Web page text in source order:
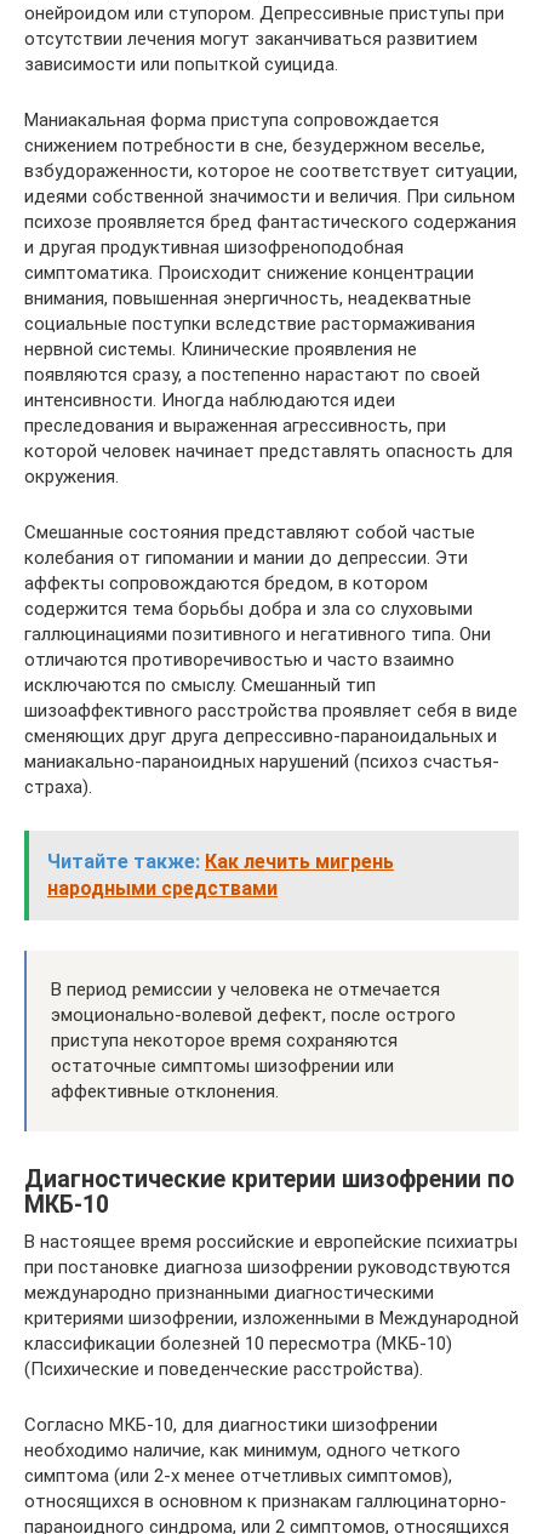
онейроидом или ступором. Депрессивные приступы при
отсутствии лечения могут заканчиваться развитием
зависимости или попыткой суицида.
Маниакальная форма приступа сопровождается
снижением потребности в сне, безудержном веселье,
взбудораженности, которое не соответствует ситуации,
идеями собственной значимости и величия. При сильном
психозе проявляется бред фантастического содержания
и другая продуктивная шизофреноподобная
симптоматика. Происходит снижение концентрации
внимания, повышенная энергичность, неадекватные
социальные поступки вследствие растормаживания
нервной системы. Клинические проявления не
появляются сразу, а постепенно нарастают по своей
интенсивности. Иногда наблюдаются идеи
преследования и выраженная агрессивность, при
которой человек начинает представлять опасность для
окружения.
Смешанные состояния представляют собой частые
колебания от гипомании и мании до депрессии. Эти
аффекты сопровождаются бредом, в котором
содержится тема борьбы добра и зла со слуховыми
галлюцинациями позитивного и негативного типа. Они
отличаются противоречивостью и часто взаимно
исключаются по смыслу. Смешанный тип
шизоаффективного расстройства проявляет себя в виде
сменяющих друг друга депрессивно-параноидальных и
маниакально-параноидных нарушений (психоз счастья-
страха).
Читайте также: Как лечить мигрень
народными средствами
В период ремиссии у человека не отмечается
эмоционально-волевой дефект, после острого
приступа некоторое время сохраняются
остаточные симптомы шизофрении или
аффективные отклонения.
Диагностические критерии шизофрении по
МКБ-10
В настоящее время российские и европейские психиатры
при постановке диагноза шизофрении руководствуются
международно признанными диагностическими
критериями шизофрении, изложенными в Международной
классификации болезней 10 пересмотра (МКБ-10)
(Психические и поведенческие расстройства).
Согласно МКБ-10, для диагностики шизофрении
необходимо наличие, как минимум, одного четкого
симптома (или 2-х менее отчетливых симптомов),
относящихся в основном к признакам галлюцинаторно-
параноидного синдрома, или 2 симптомов, относящихся